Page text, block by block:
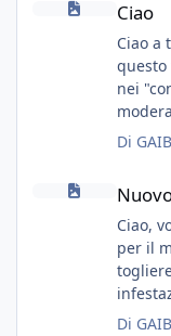
Ciao
Ciao a
questo
nei
Di
Nuovo fondo?
Ciao,
per il
che ho
Di